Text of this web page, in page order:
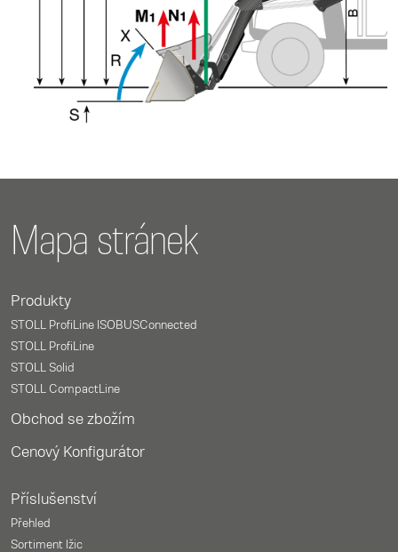
Mapa stránek
Produkty
STOLL ProfiLine ISOBUSConnected
STOLL ProfiLine
STOLL Solid
STOLL CompactLine
Obchod se zbožím
Cenový Konfigurátor
Příslušenství
Přehled
Sortiment lžic